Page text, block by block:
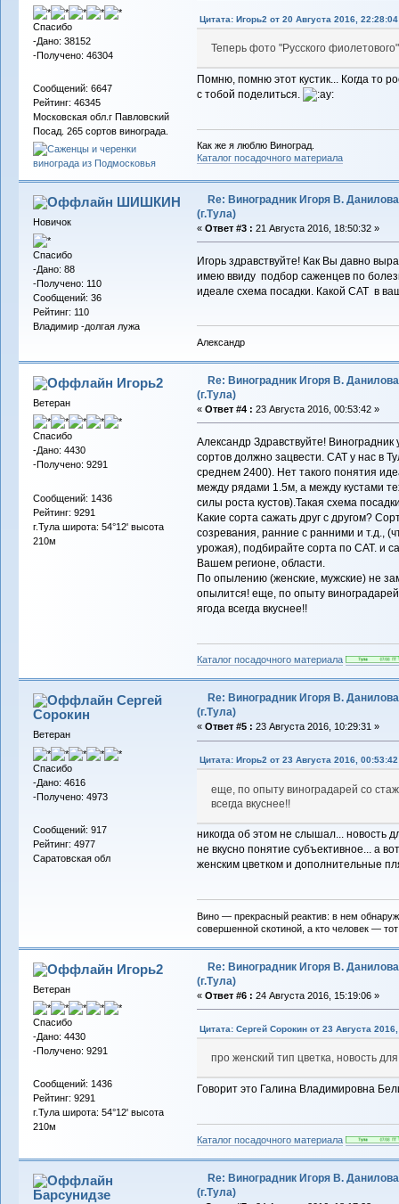
Спасибо
-Дано: 38152
-Получено: 46304
Сообщений: 6647
Рейтинг: 46345
Московская обл.г Павловский
Посад. 265 сортов винограда.
Цитата: Игорь2 от 20 Августа 2016, 22:28:04
Теперь фото "Русского
Помню, помню этот кустик... Когда то
с тобой поделиться.
Как же я люблю Виноград.
Каталог посадочного материала
ШИШКИН
Новичок
Спасибо
-Дано: 88
-Получено: 110
Сообщений: 36
Рейтинг: 110
Владимир -долгая лужа
Re: Виноградник Игоря В. Данилова
(г.Тула)
« Ответ #3 : 21 Августа 2016, 18:50:32 »
Игорь здравствуйте! Как Вы давно
имею ввиду подбор саженцев по
идеале схема посадки. Какой САТ в
Александр
Игорь2
Ветеран
Спасибо
-Дано: 4430
-Получено: 9291
Сообщений: 1436
Рейтинг: 9291
г.Тула широта: 54°12' высота
210м
Re: Виноградник Игоря В. Данилова
(г.Тула)
« Ответ #4 : 23 Августа 2016, 00:53:42 »
Александр Здравствуйте!
сортов должно зацвести. САТ у нас в
среднем 2400). Нет такого понятия
между рядами 1.5м, а между кустами
силы роста кустов).Такая схема
Какие сорта сажать друг с другом?
созревания, ранние с ранними и т.д.,
урожая), подбирайте сорта по САТ. и
Вашем регионе, области.
По опылению (женские, мужские) не
опылится! еще, по опыту
ягода всегда вкуснее!!
Каталог посадочного материала
Сергей
Сорокин
Ветеран
Спасибо
-Дано: 4616
-Получено: 4973
Сообщений: 917
Рейтинг: 4977
Саратовская обл
Re: Виноградник Игоря В. Данилова
(г.Тула)
« Ответ #5 : 23 Августа 2016, 10:29:31 »
Цитата: Игорь2 от 23 Августа 2016, 00:53:42
еще, по опыту виноградарей со
всегда вкуснее!!
никогда об этом не слышал... новость
не вкусно понятие субъективное... а
женским цветком и дополнительные
Вино — прекрасный реактив: в нем
совершенной скотиной, а кто человек —
Игорь2
Ветеран
Спасибо
-Дано: 4430
-Получено: 9291
Сообщений: 1436
Рейтинг: 9291
г.Тула широта: 54°12' высота
210м
Re: Виноградник Игоря В. Данилова
(г.Тула)
« Ответ #6 : 24 Августа 2016, 15:19:06 »
Цитата: Сергей Сорокин от 23 Августа
про женский тип цветка, новость
Говорит это Галина Владимировна
Каталог посадочного материала
Барсунидзе
Re: Виноградник Игоря В. Данилова
(г.Тула)